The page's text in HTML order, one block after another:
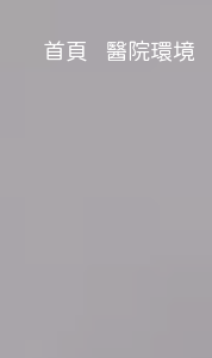
首頁 醫院環境